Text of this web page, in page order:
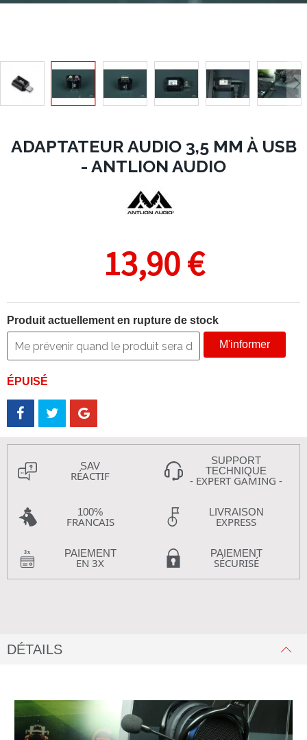
ADAPTATEUR AUDIO 3,5 MM À USB
- ANTLION AUDIO
13,90 €
Produit actuellement en rupture de stock
M'informer
ÉPUISÉ
SAV
RÉACTIF
SUPPORT
TECHNIQUE
- EXPERT GAMING -
100%
FRANCAIS
LIVRAISON
EXPRESS
PAIEMENT
EN 3X
PAIEMENT
SÉCURISÉ
DÉTAILS